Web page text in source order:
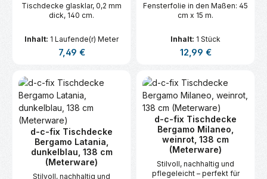
Tischdecke glasklar, 0,2 mm
dick, 140 cm.
Inhalt: 1 Laufende(r) Meter
Regulärer Preis:
7,49 €
Fensterfolie in den Maßen: 45
cm x 15 m.
Inhalt: 1 Stück
Regulärer Preis:
12,99 €
d-c-fix Tischdecke
Bergamo Latania,
dunkelblau, 138 cm
(Meterware)
Stilvoll, nachhaltig und
d-c-fix Tischdecke
Bergamo Milaneo,
weinrot, 138 cm
(Meterware)
Stilvoll, nachhaltig und
pflegeleicht – perfekt für